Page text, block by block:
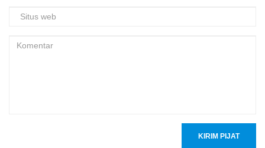
KIRIM PIJAT